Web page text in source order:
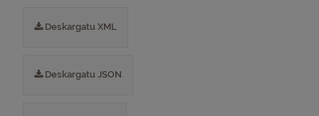
Deskargatu XML
Deskargatu JSON